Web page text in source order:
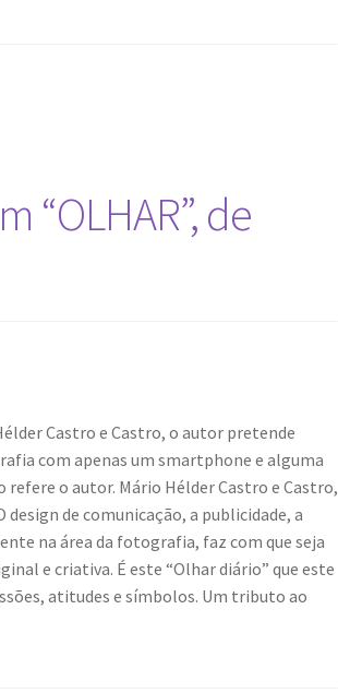
“OLHAR”, de
Castro e Castro, o autor pretende
com apenas um smartphone e alguma
refere o autor. Mário Hélder Castro e Castro,
de comunicação, a publicidade, a
na área da fotografia, faz com que seja
e criativa. É este “Olhar diário” que este
atitudes e símbolos. Um tributo ao